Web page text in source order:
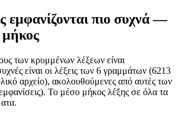
εμφανίζονται πιο συχνά —
των κρυμμένων λέξεων είναι
είναι οι λέξεις των 6 γραμμάτων (6213
αρχείο), ακολουθούμενες από αυτές των
Το μέσο μήκος λέξης σε όλα τα